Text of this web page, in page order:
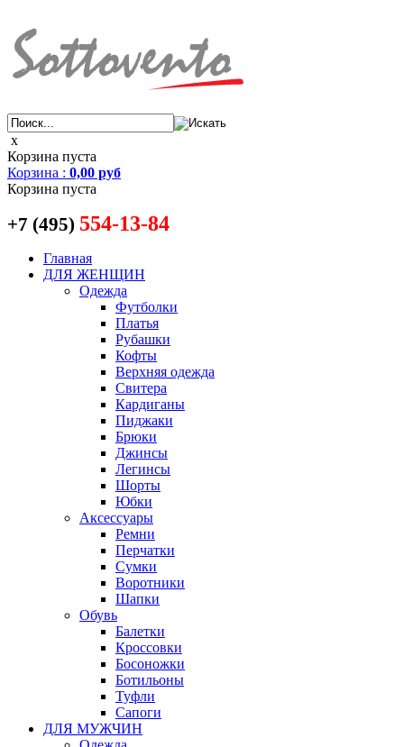
x
Корзина пуста
Корзина : 0,00 руб
Корзина пуста
+7 (495) 554-13-84
Главная
ДЛЯ ЖЕНЩИН
Одежда
Футболки
Платья
Рубашки
Кофты
Верхняя одежда
Свитера
Кардиганы
Пиджаки
Брюки
Джинсы
Легинсы
Шорты
Юбки
Аксессуары
Ремни
Перчатки
Сумки
Воротники
Шапки
Обувь
Балетки
Кроссовки
Босоножки
Ботильоны
Туфли
Сапоги
ДЛЯ МУЖЧИН